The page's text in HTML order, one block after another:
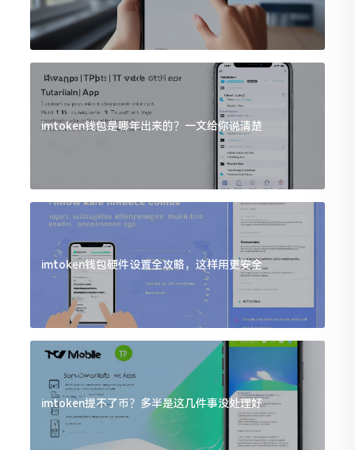
imtoken钱包是哪年出来的？一文给你说清楚
imtoken钱包硬件设置全攻略，这样用更安全
imtoken提不了币？多半是这几件事没处理好